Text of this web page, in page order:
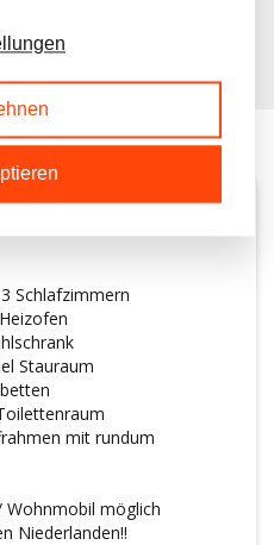
Schlafzimmern
Stauraum
mit rundum
möglich
Niederlanden!!